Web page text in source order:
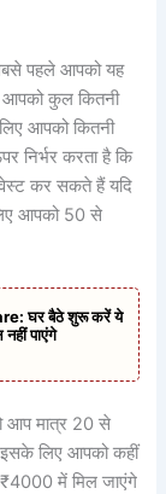
पहले आपको यह
आपको कुल कितनी
आपको कितनी
निर्भर करता है कि
कर सकते हैं यदि
आपको 50 से
घर बैठे शुरू करें ये
पाएंगे
आप मात्र 20 से
लिए आपको कहीं
में मिल जाएंगे